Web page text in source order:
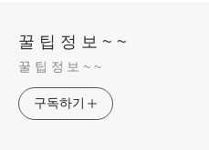
꿀 팁 정 보 ~ ~
꿀 팁 정 보 ~ ~
구독하기